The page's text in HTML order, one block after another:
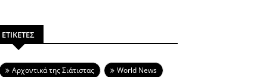
ΕΤΙΚΕΤΕΣ
Aρχοντικά της Σιάτιστας
World News